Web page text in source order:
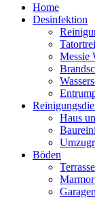
Home
Desinfektion
Messie
Haus
Böden